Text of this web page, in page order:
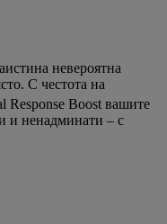
невероятна
С честота на
Response Boost вашите
и ненадминати – с